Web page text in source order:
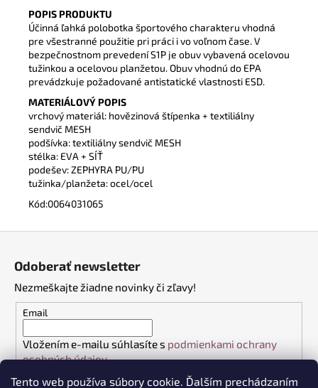
Tento web používa súbory cookie. Ďalším prechádzaním
POPIS PRODUKTU
Účinná ľahká polobotka športového charakteru vhodná
pre všestranné použitie pri práci i vo voľnom čase. V
bezpečnostnom prevedení S1P je obuv vybavená ocelovou
tužinkou a ocelovou planžetou. Obuv vhodnú do EPA
prevádzkuje požadované antistatické vlastnosti ESD.
MATERIÁLOVÝ POPIS
vrchový materiál: hovězinová štípenka + textiliálny
sendvič MESH
podšívka: textiliálny sendvič MESH
stélka: EVA + SÍŤ
podešev: ZEPHYRA PU/PU
tužinka/planžeta: ocel/ocel
Kód:0064031065
€120,60
e
Odoberať newsletter
Nezmeškajte žiadne novinky či zľavy!
Email
Vložením e-mailu súhlasíte s podmienkami ochrany
osobných údajov